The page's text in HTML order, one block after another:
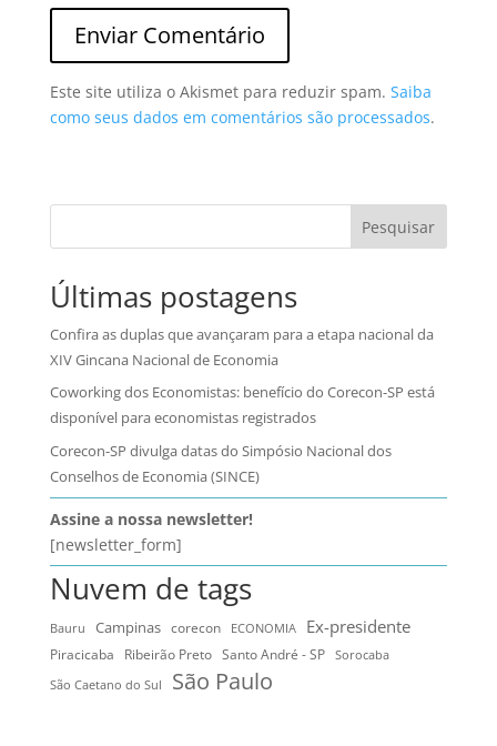
Este site utiliza o Akismet para reduzir spam. Saiba
como seus dados em comentários são processados.
Pesquisar
Últimas postagens
Confira as duplas que avançaram para a etapa nacional da
XIV Gincana Nacional de Economia
Coworking dos Economistas: benefício do Corecon-SP está
disponível para economistas registrados
Corecon-SP divulga datas do Simpósio Nacional dos
Conselhos de Economia (SINCE)
Assine a nossa newsletter!
[newsletter_form]
Nuvem de tags
Bauru Campinas corecon ECONOMIA Ex-presidente
Piracicaba Ribeirão Preto Santo André - SP
Sorocaba
São Caetano do Sul
São Paulo